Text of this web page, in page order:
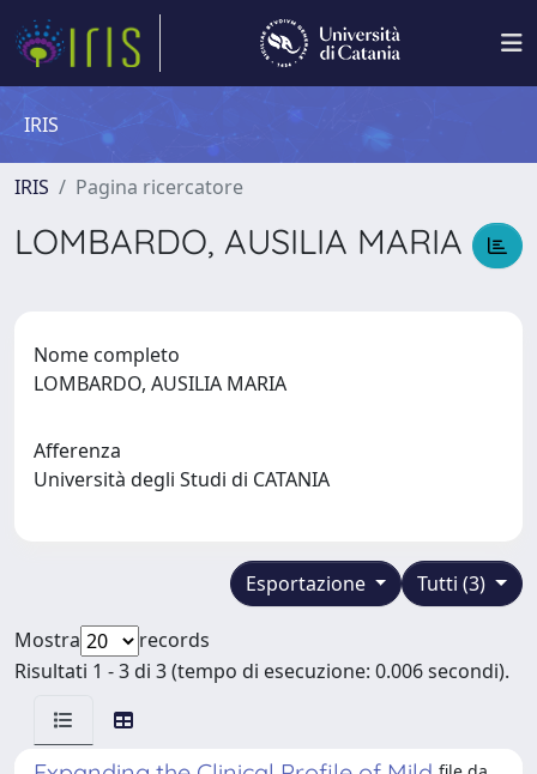
IRIS
IRIS Pagina ricercatore
LOMBARDO, AUSILIA MARIA
Nome completo
LOMBARDO, AUSILIA MARIA
Afferenza
Università degli Studi di CATANIA
Tutti (3)
Esportazione
Mostra
records
Risultati 1 - 3 di 3 (tempo di esecuzione: 0.006 secondi).